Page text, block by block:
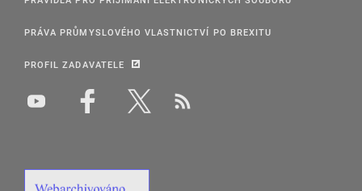
PRÁVA PRŮMYSLOVÉHO VLASTNICTVÍ PO BREXITU
PROFIL ZADAVATELE